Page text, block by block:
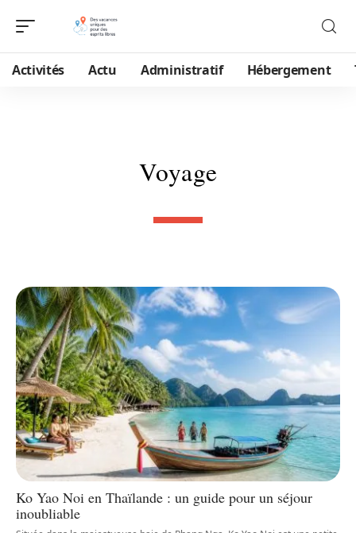
Activités Actu Administratif Hébergement
Voyage
Ko Yao Noi en Thaïlande : un guide pour un séjour
inoubliable